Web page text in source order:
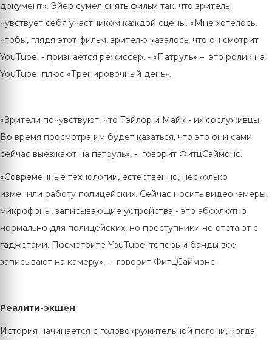
документ». Эйер сумел снять фильм так, что зритель
чувствует себя участником каждой сцены. «Мне хотелось,
чтобы, глядя этот фильм, зрителю казалось, что он смотрит
YouTube, - признается режиссер. - «Патруль» – это ролик на
YouTube плюс «Тренировочный день».
«Зрители почувствуют, что Тэйлор и Майк - их сослуживцы.
Во время просмотра им будет казаться, что это они сами
сейчас выезжают на патруль», - говорит ФитцСаймонс.
«Современные технологии, естественно, несколько
изменили работу полицейских. Сейчас носить видеокамеры,
микрофоны, записывающие устройства - это абсолютно
нормально для полицейских, но преступники не отстают с
гаджетами. Посмотрите YouTube: теперь и банды все
записывают на камеру», – говорит ФитцСаймонс.
Реалити-экшен
История начинается с головокружительной погони, когда